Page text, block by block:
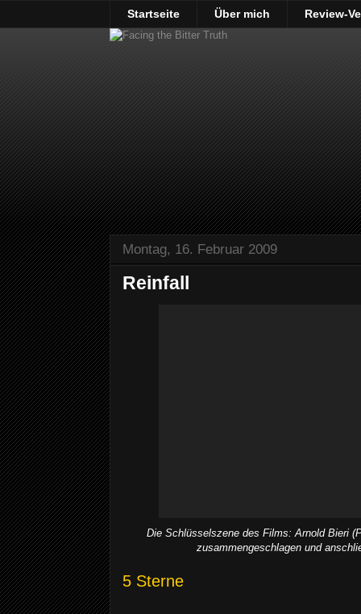
Startseite Über mich Review-
Montag, 16. Februar 2009
Reinfall
Die Schlüsselszene des Films: Arnold Bieri
zusammengeschlagen und
5 Sterne